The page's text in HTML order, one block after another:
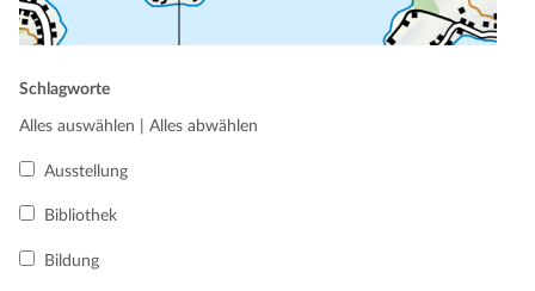
Schlagworte
Alles auswählen Alles abwählen
Ausstellung
Bibliothek
Bildung